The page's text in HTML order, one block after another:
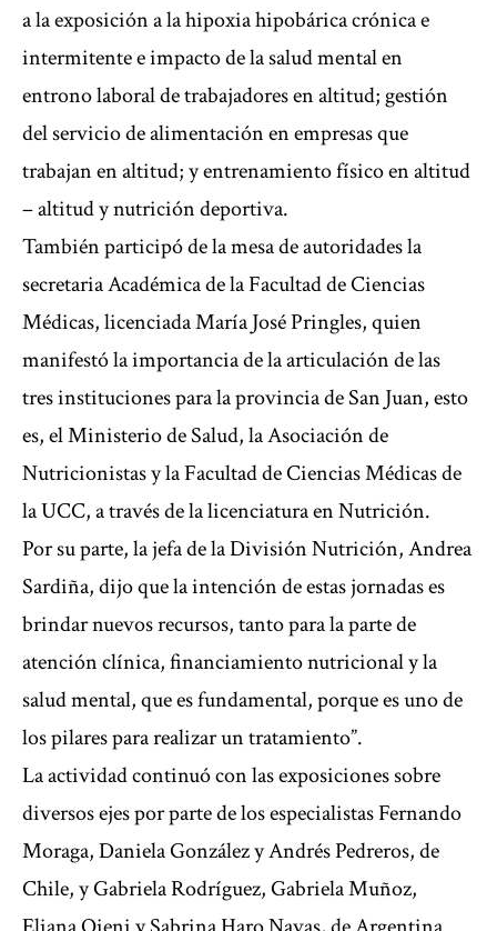
a la exposición a la hipoxia hipobárica crónica e
intermitente e impacto de la salud mental en
entrono laboral de trabajadores en altitud; gestión
del servicio de alimentación en empresas que
trabajan en altitud; y entrenamiento físico en altitud
– altitud y nutrición deportiva.
También participó de la mesa de autoridades la
secretaria Académica de la Facultad de Ciencias
Médicas, licenciada María José Pringles, quien
manifestó la importancia de la articulación de las
tres instituciones para la provincia de San Juan, esto
es, el Ministerio de Salud, la Asociación de
Nutricionistas y la Facultad de Ciencias Médicas de
la UCC, a través de la licenciatura en Nutrición.
Por su parte, la jefa de la División Nutrición, Andrea
Sardiña, dijo que la intención de estas jornadas es
brindar nuevos recursos, tanto para la parte de
atención clínica, financiamiento nutricional y la
salud mental, que es fundamental, porque es uno de
los pilares para realizar un tratamiento”.
La actividad continuó con las exposiciones sobre
diversos ejes por parte de los especialistas Fernando
Moraga, Daniela González y Andrés Pedreros, de
Chile, y Gabriela Rodríguez, Gabriela Muñoz,